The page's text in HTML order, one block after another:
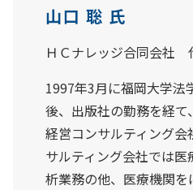
山口 聡 氏
ＨＣナレッジ合同会社
1997年3月に福岡大学法
後、出版社の勤務を経
経営コンサルティング
サルティング会社では
析業務の他、医療機関